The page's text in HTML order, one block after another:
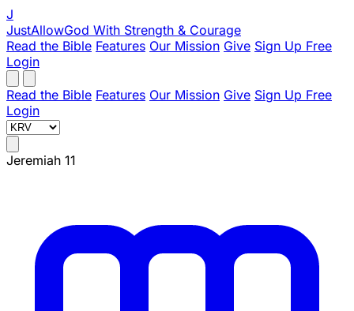
J
JustAllowGod With Strength & Courage
Read the Bible Features Our Mission Give Sign Up Free
Login
Read the Bible Features Our Mission Give Sign Up Free
Login
Jeremiah 11